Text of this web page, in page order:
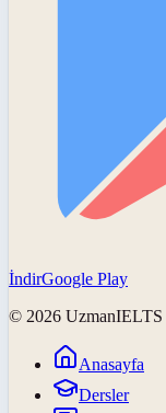
İndirGoogle Play
© 2026 UzmanIELTS
Anasayfa
Dersler